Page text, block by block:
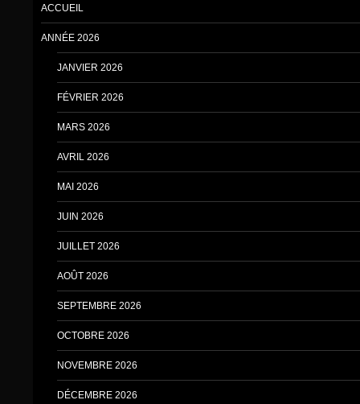
ACCUEIL
ANNÉE 2026
JANVIER 2026
FÉVRIER 2026
MARS 2026
AVRIL 2026
MAI 2026
JUIN 2026
JUILLET 2026
AOÛT 2026
SEPTEMBRE 2026
OCTOBRE 2026
NOVEMBRE 2026
DÉCEMBRE 2026